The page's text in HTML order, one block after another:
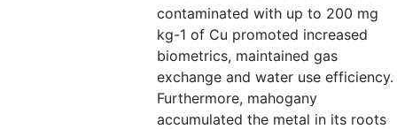
contaminated with up to 200 mg
kg-1 of Cu promoted increased
biometrics, maintained gas
exchange and water use efficiency.
Furthermore, mahogany
accumulated the metal in its roots